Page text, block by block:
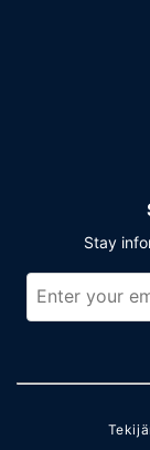
Stay